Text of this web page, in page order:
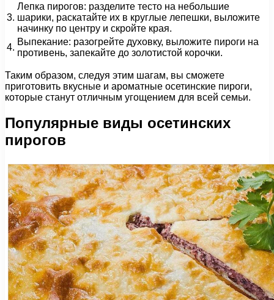
3.
Лепка пирогов: разделите тесто на небольшие
шарики, раскатайте их в круглые лепешки, выложите
начинку по центру и скройте края.
4.
Выпекание: разогрейте духовку, выложите пироги на
противень, запекайте до золотистой корочки.
Таким образом, следуя этим шагам, вы сможете
приготовить вкусные и ароматные осетинские пироги,
которые станут отличным угощением для всей семьи.
Популярные виды осетинских
пирогов